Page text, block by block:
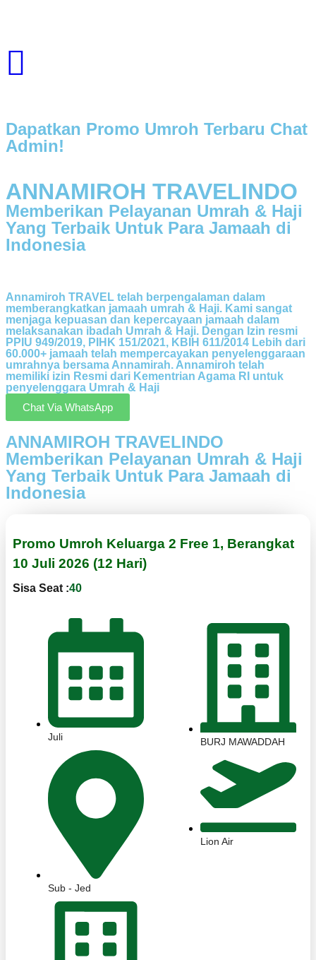
Dapatkan Promo Umroh Terbaru Chat
Admin!
ANNAMIROH TRAVELINDO
Memberikan Pelayanan Umrah & Haji
Yang Terbaik Untuk Para Jamaah di
Indonesia
Annamiroh TRAVEL telah berpengalaman dalam
memberangkatkan jamaah umrah & Haji. Kami sangat
menjaga kepuasan dan kepercayaan jamaah dalam
melaksanakan ibadah Umrah & Haji. Dengan Izin resmi
PPIU 949/2019, PIHK 151/2021, KBIH 611/2014 Lebih dari
60.000+ jamaah telah mempercayakan penyelenggaraan
umrahnya bersama Annamirah. Annamiroh telah
memiliki izin Resmi dari Kementrian Agama RI untuk
penyelenggara Umrah & Haji
Chat Via WhatsApp
ANNAMIROH TRAVELINDO
Memberikan Pelayanan Umrah & Haji
Yang Terbaik Untuk Para Jamaah di
Indonesia
Promo Umroh Keluarga 2 Free 1, Berangkat
10 Juli 2026 (12 Hari)
Sisa Seat :40
Juli
Sub - Jed
BURJ MAWADDAH
Lion Air